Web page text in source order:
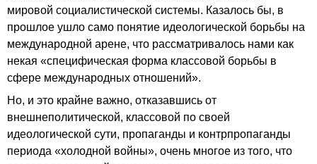
мировой социалистической системы. Казалось бы, в
прошлое ушло само понятие идеологической борьбы на
международной арене, что рассматривалось нами как
некая «специфическая форма классовой борьбы в
сфере международных отношений».
Но, и это крайне важно, отказавшись от
внешнеполитической, классовой по своей
идеологической сути, пропаганды и контрпропаганды
периода «холодной войны», очень многое из того, что